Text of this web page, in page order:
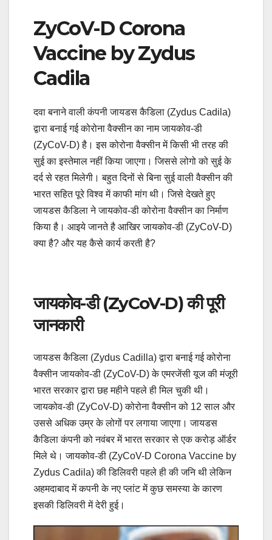
ZyCoV-D Corona
Vaccine by Zydus
Cadila
दवा बनाने वाली कंपनी जायडस कैडिला (Zydus Cadila)
द्वारा बनाई गई कोरोना वैक्सीन का नाम जायकोव-डी
(ZyCoV-D) है। इस कोरोना वैक्सीन में किसी भी तरह की
सुई का इस्तेमाल नहीं किया जाएगा। जिससे लोगो को सुई के
दर्द से रहत मिलेगी। बहुत दिनों से बिना सुई वाली वैक्सीन की
भारत सहित पूरे विश्व में काफी मांग थी। जिसे देखते हुए
जायडस कैडिला ने जायकोव-डी कोरोना वैक्सीन का निर्माण
किया है। आइये जानते है आखिर जायकोव-डी (ZyCoV-D)
क्या है? और यह कैसे कार्य करती है?
जायकोव-डी (ZyCoV-D) की पूरी
जानकारी
जायडस कैडिला (Zydus Cadilla) द्वारा बनाई गई कोरोना
वैक्सीन जायकोव-डी (ZyCoV-D) के एमरजेंसी यूज की मंजूरी
भारत सरकार द्वारा छह महीने पहले ही मिल चुकी थी।
जायकोव-डी (ZyCoV-D) कोरोना वैक्सीन को 12 साल और
उससे अधिक उम्र के लोगों पर लगाया जाएगा। जायडस
कैडिला कंपनी को नवंबर में भारत सरकार से एक करोड़ ऑर्डर
मिले थे। जायकोव-डी (ZyCoV-D Corona Vaccine by
Zydus Cadila) की डिलिवरी पहले ही की जनि थी लेकिन
अहमदाबाद में कपनी के नए प्लांट में कुछ समस्या के कारण
इसकी डिलिवरी में देरी हुई।